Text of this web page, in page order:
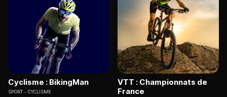
Cyclisme : BikingMan
SPORT CYCLISME
VTT : Championnats de
France